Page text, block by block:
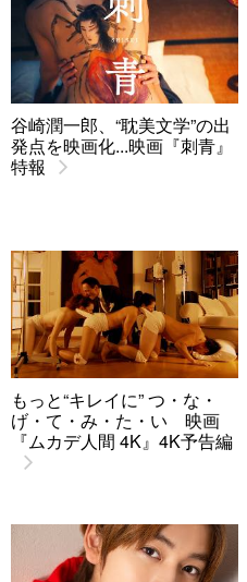
谷崎潤一郎、“耽美文学”の出
発点を映画化...映画『刺青』
特報
もっと“キレイに” つ・な・
げ・て・み・た・い 映画
『ムカデ人間 4K』4K予告編